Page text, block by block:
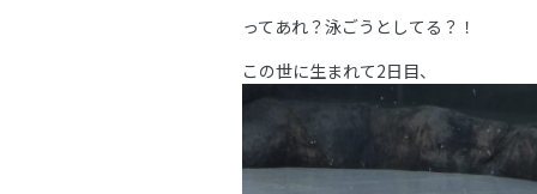
ってあれ？泳ごうとしてる？！
この世に生まれて2日目、